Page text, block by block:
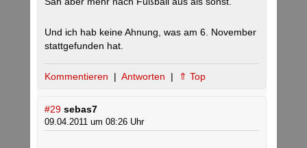
Und ich hab keine Ahnung, was am 6. November
stattgefunden hat.
Kommentieren | Antworten | ⇑ Top
#29 sebas7
09.04.2011 um 08:26 Uhr